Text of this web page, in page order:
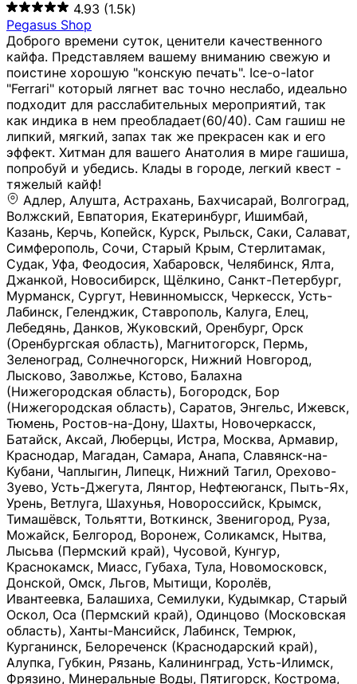
4.93 (1.5k)
Pegasus Shop
Доброго времени суток, ценители качественного
кайфа. Представляем вашему вниманию свежую и
поистине хорошую "конскую печать". Ice-o-lator
"Ferrari" который лягнет вас точно неслабо, идеально
подходит для расслабительных мероприятий, так
как индика в нем преобладает(60/40). Сам гашиш не
липкий, мягкий, запах так же прекрасен как и его
эффект. Хитман для вашего Анатолия в мире гашиша,
попробуй и убедись. Клады в городе, легкий квест -
тяжелый кайф!
Адлер, Алушта, Астрахань, Бахчисарай, Волгоград, Волжский, Евпатория, Екатеринбург, Ишимбай, Казань, Керчь, Копейск, Курск, Рыльск, Саки, Салават, Симферополь, Сочи, Старый Крым, Стерлитамак, Судак, Уфа, Феодосия, Хабаровск, Челябинск, Ялта, Джанкой, Новосибирск, Щёлкино, Санкт-Петербург, Мурманск, Сургут, Невинномысск, Черкесск, Усть-Лабинск, Геленджик, Ставрополь, Калуга, Елец, Лебедянь, Данков, Жуковский, Оренбург, Орск (Оренбургская область), Магнитогорск, Пермь, Зеленоград, Солнечногорск, Нижний Новгород, Лысково, Заволжье, Кстово, Балахна (Нижегородская область), Богородск, Бор (Нижегородская область), Саратов, Энгельс, Ижевск, Тюмень, Ростов-на-Дону, Шахты, Новочеркасск, Батайск, Аксай, Люберцы, Истра, Москва, Армавир, Краснодар, Магадан, Самара, Анапа, Славянск-на-Кубани, Чаплыгин, Липецк, Нижний Тагил, Орехово-Зуево, Усть-Джегута, Лянтор, Нефтеюганск, Пыть-Ях, Урень, Ветлуга, Шахунья, Новороссийск, Крымск, Тимашёвск, Тольятти, Воткинск, Звенигород, Руза, Можайск, Белгород, Воронеж, Соликамск, Нытва, Лысьва (Пермский край), Чусовой, Кунгур, Краснокамск, Миасс, Губаха, Тула, Новомосковск, Донской, Омск, Льгов, Мытищи, Королёв, Ивантеевка, Балашиха, Семилуки, Кудымкар, Старый Оскол, Оса (Пермский край), Одинцово (Московская область), Ханты-Мансийск, Лабинск, Темрюк, Курганинск, Белореченск (Краснодарский край), Алупкa, Губкин, Рязань, Калининград, Усть-Илимск, Фрязино, Минеральные Воды, Пятигорск, Кострома, Ярославль, Коркино, Верхняя Пышма, Подольск, Красноярск, Смоленск, Долгопрудный, Чебоксары, Калачинск, Канск, Киров (Кировская область), Вологда, Рославль, Владивосток, Обнинск, Балабаново (Калужская область), Малоярославец, Брянск, Видное, Ярцево, Вязьма, Гагарин, Приволжск, Фурманов, Чайковский, Кинешма, Горячий Ключ, Улан-Удэ, Туймазы, Дюртюли, Альметьевск, Нефтекамск, Хадыженск, Апшеронск, Майкоп, Уссурийск, Ульяновск, Гатчина, Луга (Ленинградская область), Надым, Ногинск, Электросталь, Железнодорожный (Московская область), Бутурлиновка, Кириллов, Краснознаменск (Калиниградская область), Мышкин, Томмот, Холм, Абакан, Абдулино, Агидель, Агрыз, Адыгейск, Азнакаево, Алатырь, Алдан, Алейск, Александров, Александровск, Алексеевка (Белгородская обл.), Алексин, Амурск, Анадырь, Ангарск, Андреаполь, Анжеро-Судженск, Анива, Апатиты, Арамиль, Ардон, Арзамас, Аркадак, Арсеньев, Артём, Артёмовский, Архангельск, Асбест, Асино, Аткарск, Ахтубинск, Аша, Бабаево (Вологодская область), Бавлы (Республика Татарстан), Байкальск, Бакал, Баксан, Балаклава, Балаково (Саратовская область), Балашов (Саратовская область), Балтийск, Барабинск, Барнаул, Барыш (Ульяновская область), Бежецк, Белая Калитва (Ростовская область), Белебей, Белогорск (Крым), Белозерск, Белокуриха, Беломорск, Белоозёрский (Московская область), Белорецк (Республика Башкортостан), Кызыл, Белоярский (Ханты-Мансийский АО), Бердск, Березники (Пермский край), Берёзовский (Кемеровская область), Берёзовский (Свердловская область), Беслан, Бийск, Бикин, Билибино, Биробиджан, Благовещенск (Амурская область), Благовещенск (Башкортостан), Бобров, Богородицк, Боготол, Богучар, Бокситогорск (Ленинградская область), Бологое (Тверская область), Болхов, Большой Камень (Приморский край), Борисоглебск (Воронежская область), Боровичи (Новгородская область), Боровск, Бородино, Братск, Бронницы (Московская область), Бугульма (Республика Татарстан), Бугуруслан (Оренбургская область), Буинск, Буй, Буйнакск, Валдай, Валуйки, Велиж, Великие Луки, Великий Новгород, Великий Устюг, Вельск, Венёв, Верещагино, Верхнеуральск, Верхний Уфалей, Верхняя Салда, Верхняя Тура, Весьегонск, Вилючинск, Вихоревка, Вичуга, Владикавказ, Волгодонск, Волгореченск, Володарск, Волосово, Волчанск, Вольск, Воркута, Ворсма, Всеволожск (Ленинградская область), Вуктыл, Выкса, Высоковск, Высоцк, Вытегра, Вышний Волочёк, Вяземский, Вязники, Вятские Поляны, Нея, Шилка, Гаврилов Посад, Гаврилов-Ям, Гай, Галич, Гдов, Голицыно, Горно-Алтайск, Горнозаводск, Горняк, Городец, Гороховец, Гремячинск, Грозный, Грязи, Грязовец, Губкинский, Гуково, Гулькевичи, Гурьевск (Калининградская область), Гурьевск (Кемеровская область), Гусев, Гусь-Хрустальный, Давлеканово, Далматово, Дальнегорск, Дегтярск, Дедовск, Демидов, Дербент, Десногорск, Дзержинск, Дзержинский (Московская область), Дивногорск, Димитровград, Дмитровск, Дно, Добрянка, Долинск, Домодедово, Донецк (ДНР), Дорогобуж, Дрезна, Дубна, Дудинка, Духовщина, Дятьково, Егорьевск, Елабуга, Елизово, Ельня (Будет изменено название), Емва, Енисейск, Ермолино, Ершов, Ессентуки, Ефремов, Железноводск, Железногорск (Красноярский край), Железногорск (Курская область), Железногорск-Илимский, Жигулёвск, Жиздра, Жирновск, Жуков, Жуковка, Заводоуковск, Заволжск, Задонск, Заинск, Заозёрный, Заозёрск, Западная Двина, Заполярный, Зарайск, Заречный (Пензенская область), Заречный (Свердловская область), Заринск, Звенигово, Зверево, Зеленогорск ( Ленинградская обл. ), Зеленоградск, Зеленодольск, Зеленокумск, Зерноград, Зима, Змеиногорск, Зубцов, Ивангород, Иваново, Ивдель, Избербаш, Изобильный, Иланский, Инза, Инкерман, Инта, Ипатово, Искитим, Йошкар-Ола, Кадников, Калач, Калач-на-Дону, Калининск, Калтан, Калязин, Камбарка, Каменка (Пензенская область), Каменногорск (Ленинградская область), Каменск-Уральский, Каменск-Шахтинский, Камень-на-Оби, Камешково, Камышин, Канаш, Кандалакша, Карабаново, Карабаш, Карачаевск, Каргат, Каргополь, Карпинск, Карталы, Касимов, Касли, Каспийск, Катав-Ивановск, Катайск, Качканар, Кашин, Кашира, Кемерово, Кемь, Кизел, Кизилюрт, Кизляр, Кимовск, Кимры, Кингисепп, Кинель, Киреевск, Киренск, Киржач, Кириши, Кирово-Чепецк, Кировск (Ленинградская область), Кировск (Мурманская область), Кирсанов, Киселёвск, Кисловодск, Климовск, Клинцы, Княгинино, Ковдор, Ковров, Когалым, Козельск, Козьмодемьянск, Кола, Кологрив, Колпашево, Колпино, Кольчугино, Комсомольск, Комсомольск-на-Амуре, Конаково, Кондопога, Кондрово, Константиновск, Кораблино, Кореновск, Корсаков, Коряжма, Костерёво, Костомукша, Котельники, Котельниково, Котельнич, Котлас, Котовск, Кохма, Красноармейск (Московская область), Краснозаводск, Краснознаменск (Московская область), Краснокаменск, Краснослободск (Волгоградская область), Краснотурьинск, Красноуральск, Красный Сулин, Кремёнки, Кропоткин, Кубинка, Кувшиново (Тверская область), Кудрово, Кулебаки, Кумертау, Курлово, Куровское, Куртамыш, Курчатов, Куса, Кушва, Кыштым, Лабытнанги, Лагань, Лаишево (Республика Татарстан), Лакинск, Лангепас, Лахденпохья, Ленинск-Кузнецкий, Ленск (Республика Саха), Лермонтов (Ставропольский край), Лесозаводск (Приморский край), Лесосибирск, Ливны (Орловская область), Ликино-Дулёво, Липки (Тульская область), Лиски (Воронежская область), Лихославль, Лодейное Поле, Ломоносов (Санкт-Петербург), Лосино-Петровский, Лукоянов, Луховицы, Лыткарино, Любань (Ленинградская область), Любим, Людиново, Магас, Майский, Макаров, Малая Вишера, Малгобек, Мамадыш, Мамоново, Мантурово, Маркс, Махачкала, Мглин, Мегион, Медвежьегорск, Медногорск, Медынь, Меленки, Мелеуз, Менделеевск, Мещовск, Микунь, Миллерово, Минусинск, Миньяр, Мирный (Архангельская область), Мирный (Якутия), Михайловка (Город), Михайловск (Свердловская область), Михайловск (Ставропольский край), Могоча, Можга, Моздок, Мончегорск, Морозовск, Моршанск, Мосальск, Муравленко, Мурино, Муром, Мценск, Мыски, Набережные Челны, Навашино (Нижегородская область), Назарово (Красноярский край), Назрань, Нальчик, Наро-Фоминск, Нарткала, Нарьян-Мар, Находка, Невель (Псковская область), Невельск, Невьянск, Нелидово (Тверская область), Неман, Нерехта (Костромская область), Нерюнгри, Нестеров, Нефтегорск (Самарская область), Нефтекумск, Нижневартовск, Нижнекамск (Республика Татарстан), Нижнеудинск, Нижние Серги, Нижний Ломов, Нижняя Тура, Николаевск-на-Амуре, Никольск (Вологодская область), Никольск (Пензенская область), Новая Ладога, Новая Ляля, Новоалександровск, Новоалтайск, Нововоронеж, Новодвинск, Новозыбков, Новокубанск, Новокуйбышевск, Новомичуринск, Новопавловск, Новоржев, Новосокольники, Новотроицк, Новоульяновск, Новоуральск, Новохопёрск, Новочебоксарск, Новошахтинск, Новый Оскол, Новый Уренгой, Норильск, Нурлат, Нягань, Нязепетровск, Няндома, Облучье, Обоянь, Озёрск (Калининградская область), Озёрск (Челябинская область), Озёры, Октябрьск (Самарская область), Октябрьский (Башкортостан), Окуловка (Новгородская область), Оленегорск, Олонец, Онега, Опочка, Осинники, Осташков, Остров, Острогожск, Отрадный, Оха, Павлово, Павловск (Воронежская область), Павловск (Санкт-Петербург), Павловский Посад, Партизанск, Певек, Пенза, Первоуральск, Перевоз, Пересвет, Переславль-Залесский, Пестово (Новгородская область), Петрозаводск, Петропавловск-Камчатский, Печоры, Пикалёво, Пионерский, Питкяранта, Плавск, Плёс, Подпорожье, Покачи, Покров, Покровск, Полесск, Полысаево, Полярные Зори, Полярный, Поронайск, Порхов, Похвистнево, Почеп, Починок, Пошехонье, Правдинск, Приморск (Калининградская область), Приморско-Ахтарск, Приозерск, Прокопьевск, Протвино, Прохладный, Пугачёв, Пудож, Пустошка, Пушкино, Пущино, Пыталово, Радужный (Владимирская область), Радужный (Ханты-Мансийский АО), Райчихинск, Раменское, Рассказово, Ревда, Реж, Реутов, Родники, Россошь, Ростов (Ярославская обл.), Рошаль, Ртищево, Рубцовск, Рузаевка, Рыбинск, Рыбное, Ряжск, Салехард, Сальск, Саранск, Сарапул, Саров, Сасово, Сатка, Сафоново, Саяногорск, Саянск, Светлогорск, Светлоград, Светлый, Светогорск (Ленинградская область), Свободный, Себеж, Северобайкальск, Северодвинск, Североуральск, Сегежа, Семикаракорск, Сенгилей, Серафимович, Сергач, Сергиев Посад, Сердобск, Сертолово (Ленинградская область), Сестрорецк (Ленинградская область), Сибай, Скопин, Славгород, Сланцы, Слободской, Слюдянка, Собинка, Советск (Кировская область), Советск (Калининградская область), Советск (Тульская область), Советская Гавань, Советский (Ханты-Мансийский АО), Сокол (Вологодская область), Солигалич, Соль-Илецк, Сольцы, Сортавала, Сосенский, Сосновоборск, Сосновый Бор (Ленинградская область), Сосногорск, Спас-Клепики, Спасск-Рязанский, С